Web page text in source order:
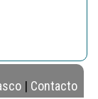
| Contacto